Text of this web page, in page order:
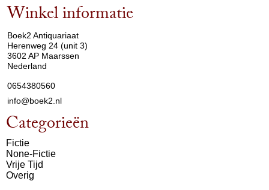
Winkel informatie
Boek2 Antiquariaat
Herenweg 24 (unit 3)
3602 AP Maarssen
Nederland
0654380560
info@boek2.nl
Categorieën
Fictie
None-Fictie
Vrije Tijd
Overig